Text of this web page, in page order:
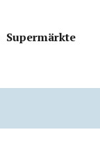
Supermärkte